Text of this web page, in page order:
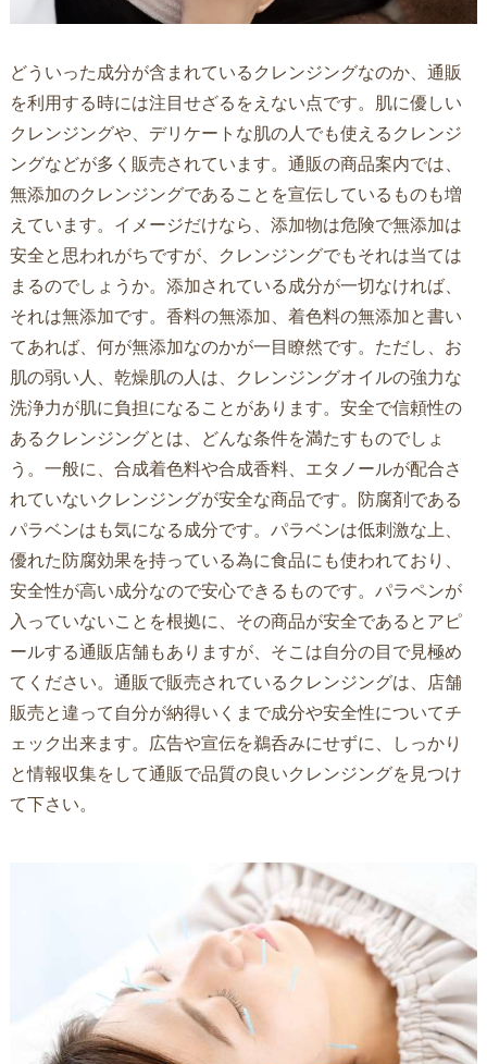
どういった成分が含まれているクレンジングなのか、通販
を利用する時には注目せざるをえない点です。肌に優しい
クレンジングや、デリケートな肌の人でも使えるクレンジ
ングなどが多く販売されています。通販の商品案内では、
無添加のクレンジングであることを宣伝しているものも増
えています。イメージだけなら、添加物は危険で無添加は
安全と思われがちですが、クレンジングでもそれは当ては
まるのでしょうか。添加されている成分が一切なければ、
それは無添加です。香料の無添加、着色料の無添加と書い
てあれば、何が無添加なのかが一目瞭然です。ただし、お
肌の弱い人、乾燥肌の人は、クレンジングオイルの強力な
洗浄力が肌に負担になることがあります。安全で信頼性の
あるクレンジングとは、どんな条件を満たすものでしょ
う。一般に、合成着色料や合成香料、エタノールが配合さ
れていないクレンジングが安全な商品です。防腐剤である
パラベンはも気になる成分です。パラベンは低刺激な上、
優れた防腐効果を持っている為に食品にも使われており、
安全性が高い成分なので安心できるものです。パラペンが
入っていないことを根拠に、その商品が安全であるとアピ
ールする通販店舗もありますが、そこは自分の目で見極め
てください。通販で販売されているクレンジングは、店舗
販売と違って自分が納得いくまで成分や安全性についてチ
ェック出来ます。広告や宣伝を鵜呑みにせずに、しっかり
と情報収集をして通販で品質の良いクレンジングを見つけ
て下さい。